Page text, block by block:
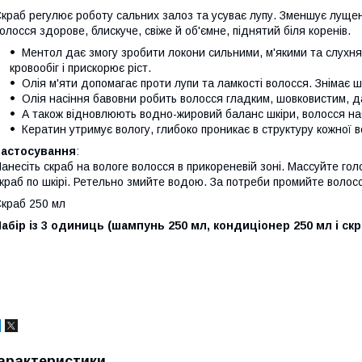
регулює роботу сальних залоз та усуває лупу. Зменшує
здорове, блискуче, свіже й об'ємне, піднятий біля коренів.
Ментол дає змогу зробити локони сильними, м'якими та
кровообіг і прискорює ріст.
Олія м'яти допомагає проти лупи та ламкості волосся. Знімає
Олія насіння бавовни робить волосся гладким, шовковистим,
А також відновлюють водно-жировий баланс шкіри, волосся
Кератин утримує вологу, глибоко проникає в структуру кожної
:
скраб на вологе волосся в прикореневій зоні. Массуйте
по шкірі. Ретельно змийте водою. За потреби промийте
250 мл
із 3 одиниць (шампунь 250 мл, кондиціонер 250 мл і